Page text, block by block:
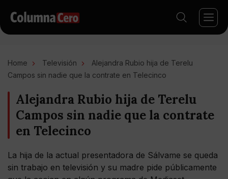
Home Televisión
Alejandra Rubio hija de Terelu
Campos sin nadie que la contrate en Telecinco
Alejandra Rubio hija de Terelu
Campos sin nadie que la contrate
en Telecinco
La hija de la actual presentadora de Sálvame se queda
sin trabajo en televisión y su madre pide públicamente